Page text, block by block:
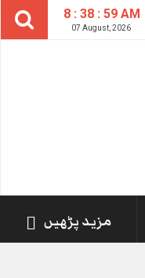
8 : 39 : 00 AM
07 August, 2026
مزید پڑھیں